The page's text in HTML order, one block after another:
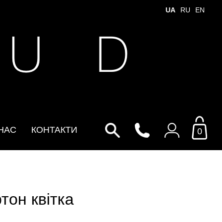
UA RU EN
D
КОНТАКТИ 0
квітка